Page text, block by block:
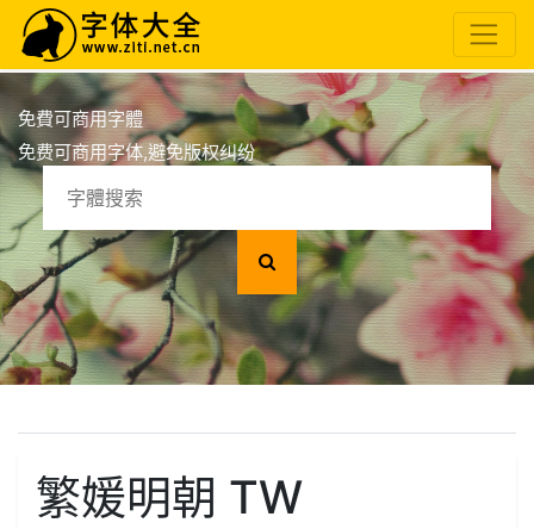
免費可商用字體
免费可商用字体,避免版权纠纷
繁媛明朝 TW